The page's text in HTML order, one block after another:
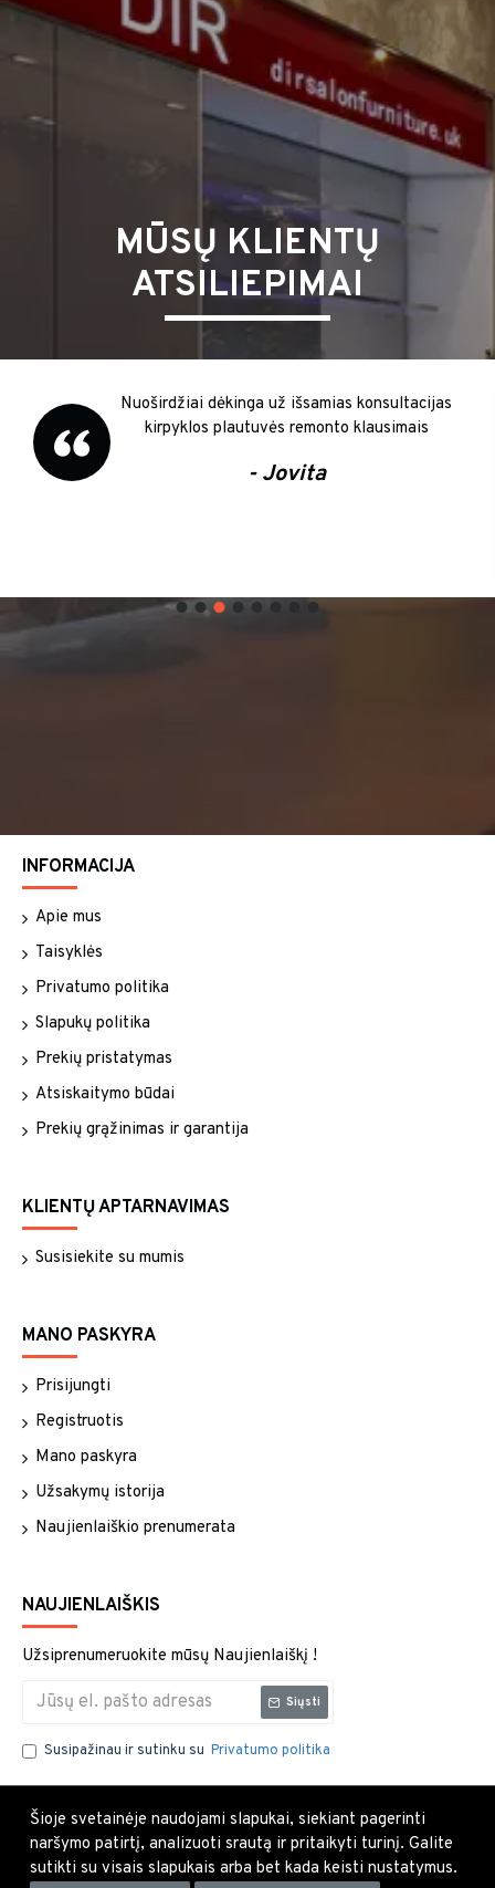
MŪSŲ KLIENTŲ
ATSILIEPIMAI
Nuoširdžiai dėkinga už išsamias konsultacijas
kirpyklos plautuvės remonto klausimais
- Jovita
INFORMACIJA
Apie mus
Taisyklės
Privatumo politika
Slapukų politika
Prekių pristatymas
Atsiskaitymo būdai
Prekių grąžinimas ir garantija
KLIENTŲ APTARNAVIMAS
Susisiekite su mumis
MANO PASKYRA
Prisijungti
Registruotis
Mano paskyra
Užsakymų istorija
Naujienlaiškio prenumerata
NAUJIENLAIŠKIS
Užsiprenumeruokite mūsų Naujienlaiškį !
Siųsti
Susipažinau ir sutinku su Privatumo politika
Šioje svetainėje naudojami slapukai, siekiant pagerinti
naršymo patirtį, analizuoti srautą ir pritaikyti turinį. Galite
sutikti su visais slapukais arba bet kada keisti nustatymus.